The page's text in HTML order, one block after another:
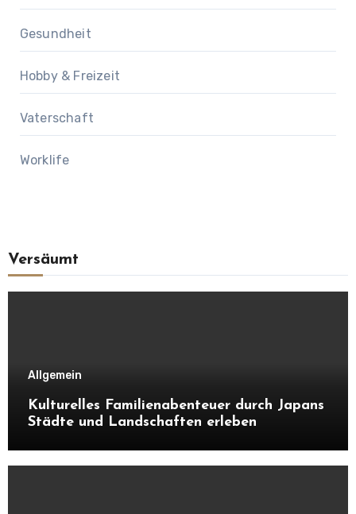
Gesundheit
Hobby & Freizeit
Vaterschaft
Worklife
Versäumt
Allgemein
Kulturelles Familienabenteuer durch Japans
Städte und Landschaften erleben